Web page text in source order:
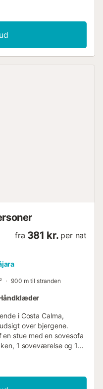
fra 381 kr. per nat
900 m til stranden
i Costa Calma,
over bjergene.
en stue med en sovesofa
1 soveværelse og 1
Fi (egnet til
til
en vaskemaskine samt